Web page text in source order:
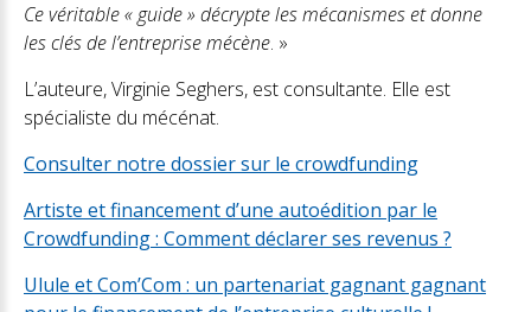
Ce véritable « guide » décrypte les mécanismes et donne
les clés de l’entreprise mécène. »
L’auteure, Virginie Seghers, est consultante. Elle est
spécialiste du mécénat.
Consulter notre dossier sur le crowdfunding
Artiste et financement d’une autoédition par le
Crowdfunding : Comment déclarer ses revenus ?
Ulule et Com’Com : un partenariat gagnant gagnant